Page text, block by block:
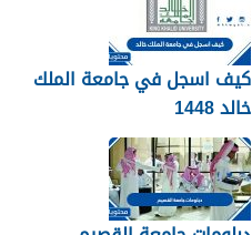
كيف اسجل في جامعة الملك
خالد 1448